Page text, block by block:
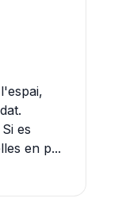
es
en p...